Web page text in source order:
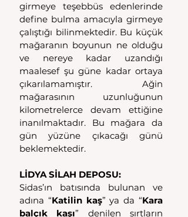
girmeye teşebbüs edenlerinde
define bulma amacıyla girmeye
çalıştığı bilinmektedir. Bu küçük
mağaranın boyunun ne olduğu
ve nereye kadar uzandığı
maalesef şu güne kadar ortaya
çıkarılamamıştır. Ağin
mağarasının uzunluğunun
kilometrelerce devam ettiğine
inanılmaktadır. Bu mağara da
gün yüzüne çıkacağı günü
beklemektedir.
LİDYA SİLAH DEPOSU:
Sidas’ın batısında bulunan ve
adına “Katilin kaş” ya da “Kara
balçık kaşı” denilen sırtların